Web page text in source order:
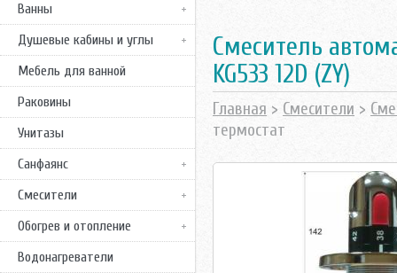
Ванны
Душевые кабины и углы
Мебель для ванной
Раковины
Унитазы
Санфаянс
Смесители
Обогрев и отопление
Водонагреватели
Смеситель
KG533 12D (ZY)
Главная > Смесители >
термостат